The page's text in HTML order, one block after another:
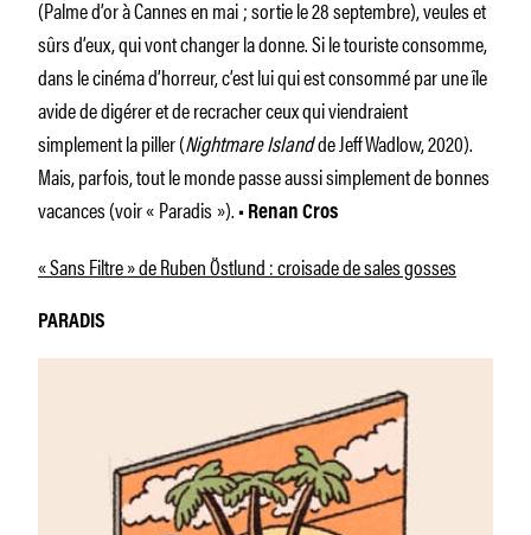
(Palme d’or à Cannes en mai ; sortie le 28 septembre), veules et
sûrs d’eux, qui vont changer la donne. Si le touriste consomme,
dans le cinéma d’horreur, c’est lui qui est consommé par une île
avide de digérer et de recracher ceux qui viendraient
simplement la piller (Nightmare Islandde Jeff Wadlow, 2020).
Mais, parfois, tout le monde passe aussi simplement de bonnes
vacances (voir « Paradis »). • Renan Cros
« Sans Filtre » de Ruben Östlund : croisade de sales gosses
PARADIS